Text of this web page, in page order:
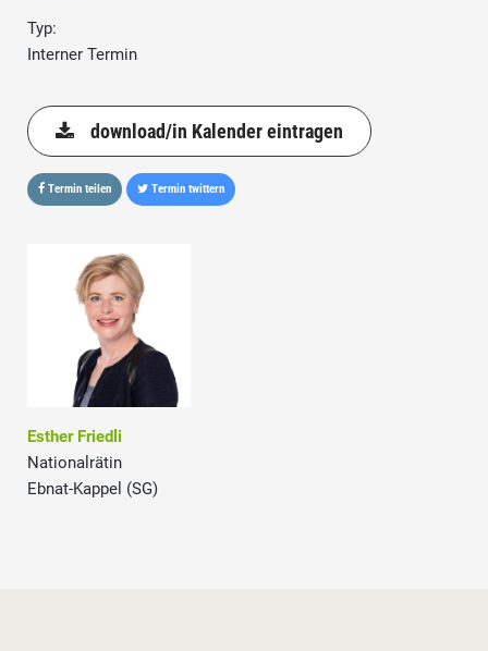
Typ:
Interner Termin
download/in Kalender eintragen
Termin teilen Termin twittern
Esther Friedli
Nationalrätin
Ebnat-Kappel (SG)